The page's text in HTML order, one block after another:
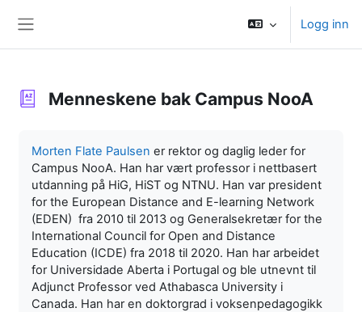
Logg inn
Menneskene bak Campus NooA
Morten Flate Paulsen er rektor og daglig leder for
Campus NooA. Han har vært professor i nettbasert
utdanning på HiG, HiST og NTNU. Han var president
for the European Distance and E-learning Network
(EDEN) fra 2010 til 2013 og Generalsekretær for the
International Council for Open and Distance
Education (ICDE) fra 2018 til 2020. Han har arbeidet
for Universidade Aberta i Portugal og ble utnevnt til
Adjunct Professor ved Athabasca University i
Canada. Han har en doktorgrad i voksenpedagogikk